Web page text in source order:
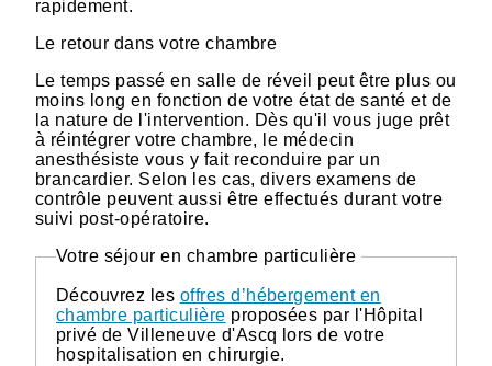
rapidement.
Le retour dans votre chambre
Le temps passé en salle de réveil peut être plus ou
moins long en fonction de votre état de santé et de
la nature de l'intervention. Dès qu'il vous juge prêt
à réintégrer votre chambre, le médecin
anesthésiste vous y fait reconduire par un
brancardier. Selon les cas, divers examens de
contrôle peuvent aussi être effectués durant votre
suivi post-opératoire.
Votre séjour en chambre particulière
Découvrez les offres d’hébergement en
chambre particulière proposées par l'Hôpital
privé de Villeneuve d'Ascq lors de votre
hospitalisation en chirurgie.